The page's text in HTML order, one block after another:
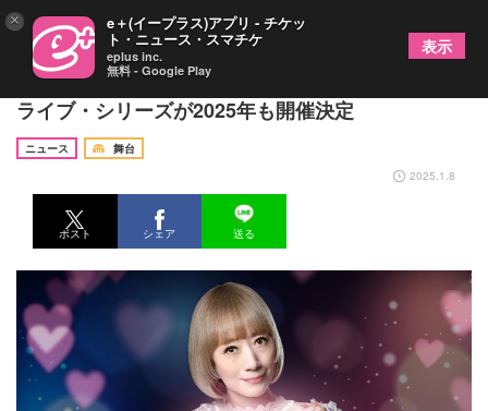
涼風真世の愛と笑顔に満ち溢れた好評・ビルボード
ライブ・シリーズが2025年も開催決定
ニュース
舞台
2025.1.8
ポスト シェア 送る
× e＋(イープラス)アプリ - チケッ
ト・ニュース・スマチケ
eplus inc.
無料 - Google Play
表示